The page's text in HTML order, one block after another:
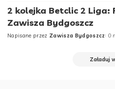
2 kolejka Betclic 2 Liga:
Zawisza Bydgoszcz
Posted
Napisane przez Zawisza Bydgoszcz 0
Załaduj